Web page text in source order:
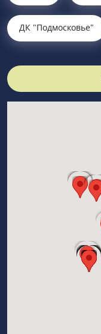
ДК "Подмосковье"